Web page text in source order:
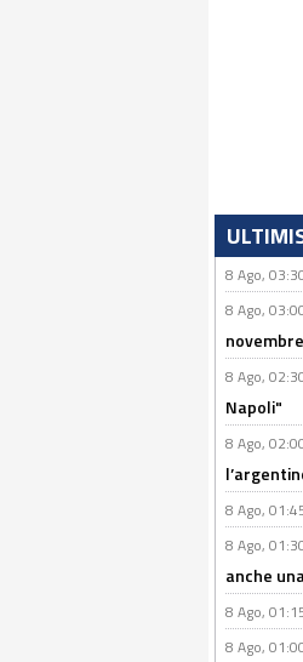
8 Ago,
8 Ago,
8 Ago,
Napoli"
8 Ago,
8 Ago,
8 Ago,
anche
8 Ago,
8 Ago,